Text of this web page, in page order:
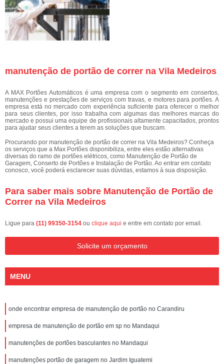
manutenção de portão de correr na Vila Medeiros
A MAX Portões Automáticos é uma empresa com o segmento em consertos,
manutenções e prestações de serviços com travas, e motores para portões. A
empresa está no mercado com experiência suficiente para oferecer o melhor
para seus clientes, por isso trabalha com algumas das melhores marcas do
mercado e possui uma equipe de profissionais altamente capacitados, prontos
para ajudar seus clientes a terem as soluções que buscam.
Procurando por manutenção de portão de correr na Vila Medeiros? Conheça
os serviços que a Max Portões disponibiliza, entre eles estão alternativas
diversas do ramo de portões elétricos, como Manutenção de Portão de
Garagem, Conserto de Portões e Instalação de Portão. Ao entrar em contato
conosco, você poderá esclarecer suas dúvidas, estamos à sua disposição.
Para saber mais sobre Manutenção de Portão de
Correr na Vila Medeiros
Ligue para (11) 99350-3154 ou clique aqui e entre em contato por email.
Solicite um orçamento
MENU
onde encontrar empresa de manutenção de portão no Carandiru
empresa de manutenção de portão em sp no Mandaqui
manutenções de portões basculantes no Mandaqui
manutenções portão de garagem no Jardim Iguatemi